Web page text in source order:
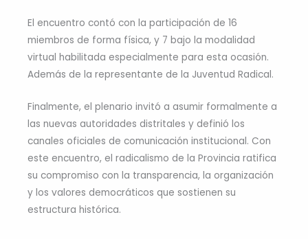
El encuentro contó con la participación de 16
miembros de forma física, y 7 bajo la modalidad
virtual habilitada especialmente para esta ocasión.
Además de la representante de la Juventud Radical.
Finalmente, el plenario invitó a asumir formalmente a
las nuevas autoridades distritales y definió los
canales oficiales de comunicación institucional. Con
este encuentro, el radicalismo de la Provincia ratifica
su compromiso con la transparencia, la organización
y los valores democráticos que sostienen su
estructura histórica.